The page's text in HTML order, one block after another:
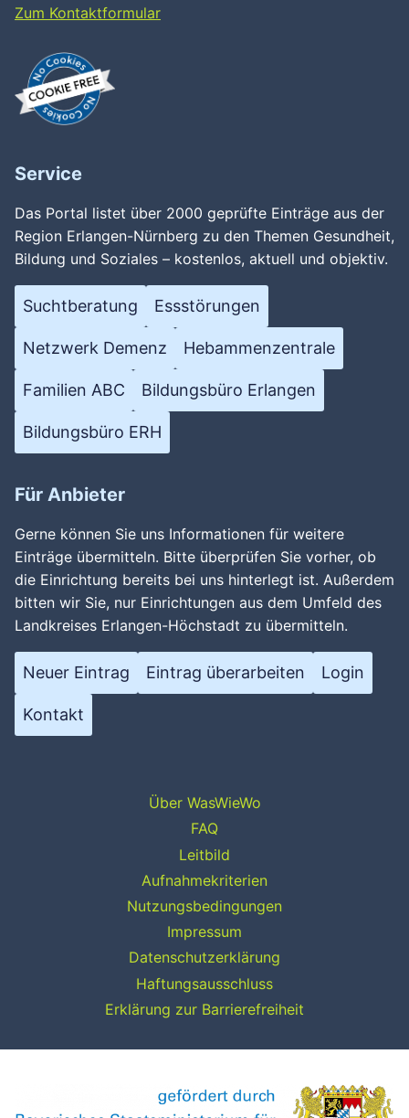
Zum Kontaktformular
Service
Das Portal listet über 2000 geprüfte Einträge aus der
Region Erlangen-Nürnberg zu den Themen Gesundheit,
Bildung und Soziales – kostenlos, aktuell und objektiv.
Suchtberatung Essstörungen
Netzwerk Demenz Hebammenzentrale
Familien ABC Bildungsbüro Erlangen
Bildungsbüro ERH
Für Anbieter
Gerne können Sie uns Informationen für weitere
Einträge übermitteln. Bitte überprüfen Sie vorher, ob
die Einrichtung bereits bei uns hinterlegt ist. Außerdem
bitten wir Sie, nur Einrichtungen aus dem Umfeld des
Landkreises Erlangen-Höchstadt zu übermitteln.
Neuer Eintrag Eintrag überarbeiten Login
Kontakt
Über WasWieWo
FAQ
Leitbild
Aufnahmekriterien
Nutzungsbedingungen
Impressum
Datenschutzerklärung
Haftungsausschluss
Erklärung zur Barrierefreiheit